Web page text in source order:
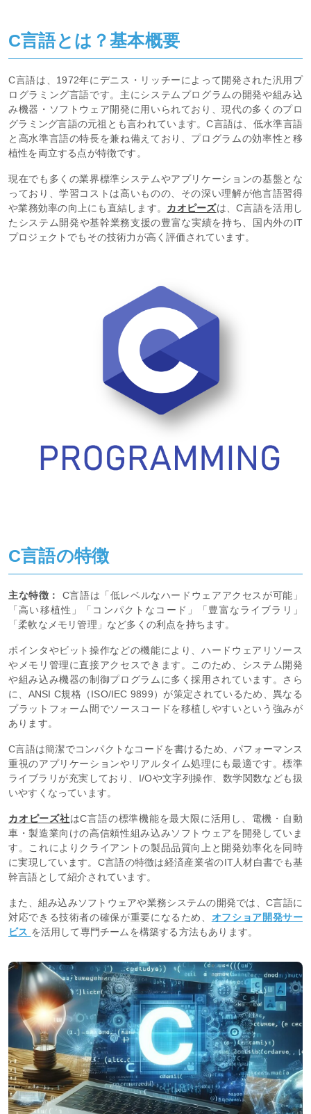
C言語とは？基本概要
C言語は、1972年にデニス・リッチーによって開発された汎用プ
ログラミング言語です。主にシステムプログラムの開発や組み込
み機器・ソフトウェア開発に用いられており、現代の多くのプロ
グラミング言語の元祖とも言われています。C言語は、低水準言語
と高水準言語の特長を兼ね備えており、プログラムの効率性と移
植性を両立する点が特徴です。
現在でも多くの業界標準システムやアプリケーションの基盤とな
っており、学習コストは高いものの、その深い理解が他言語習得
や業務効率の向上にも直結します。 カオピーズは、C言語を活用し
たシステム開発や基幹業務支援の豊富な実績を持ち、国内外のIT
プロジェクトでもその技術力が高く評価されています。
C言語の特徴
主な特徴：
C言語は「低レベルなハードウェアアクセスが可能」
「高い移植性」「コンパクトなコード」「豊富なライブラリ」
「柔軟なメモリ管理」など多くの利点を持ちます。
ポインタやビット操作などの機能により、ハードウェアリソース
やメモリ管理に直接アクセスできます。このため、システム開発
や組み込み機器の制御プログラムに多く採用されています。さら
に、ANSI C規格（ISO/IEC 9899）が策定されているため、異なる
プラットフォーム間でソースコードを移植しやすいという強みが
あります。
C言語は簡潔でコンパクトなコードを書けるため、パフォーマンス
重視のアプリケーションやリアルタイム処理にも最適です。標準
ライブラリが充実しており、I/Oや文字列操作、数学関数なども扱
いやすくなっています。
カオピーズ社はC言語の標準機能を最大限に活用し、電機・自動
車・製造業向けの高信頼性組み込みソフトウェアを開発していま
す。これによりクライアントの製品品質向上と開発効率化を同時
に実現しています。C言語の特徴は経済産業省のIT人材白書でも基
幹言語として紹介されています。
また、組み込みソフトウェアや業務システムの開発では、C言語に
対応できる技術者の確保が重要になるため、 オフショア開発サー
ビス を活用して専門チームを構築する方法もあります。